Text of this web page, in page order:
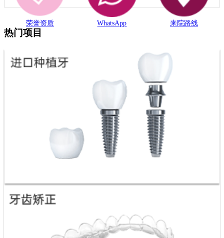
荣誉资质 WhatsApp 来院路线
热门项目